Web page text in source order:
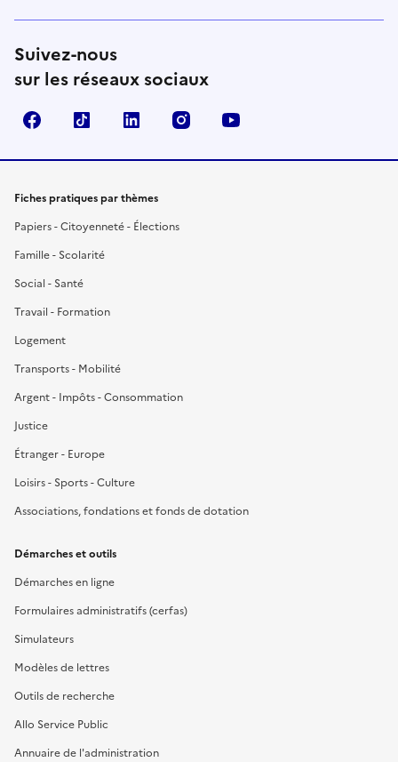
Suivez-nous
sur les réseaux sociaux
FacebookTikTok LinkedIn Instagram
Fiches pratiques par thèmes
Papiers - Citoyenneté - Élections
Famille - Scolarité
Social - Santé
Travail - Formation
Logement
Transports - Mobilité
Argent - Impôts - Consommation
Justice
Étranger - Europe
Loisirs - Sports - Culture
Associations, fondations et fonds de dotation
Démarches et outils
Démarches en ligne
Formulaires administratifs (cerfas)
Simulateurs
Modèles de lettres
Outils de recherche
Allo Service Public
Annuaire de l'administration